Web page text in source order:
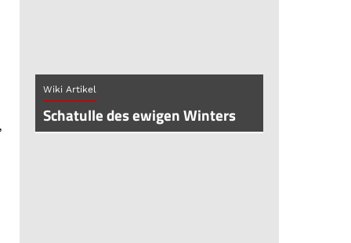
Wiki Artikel
Schatulle des ewigen Winters